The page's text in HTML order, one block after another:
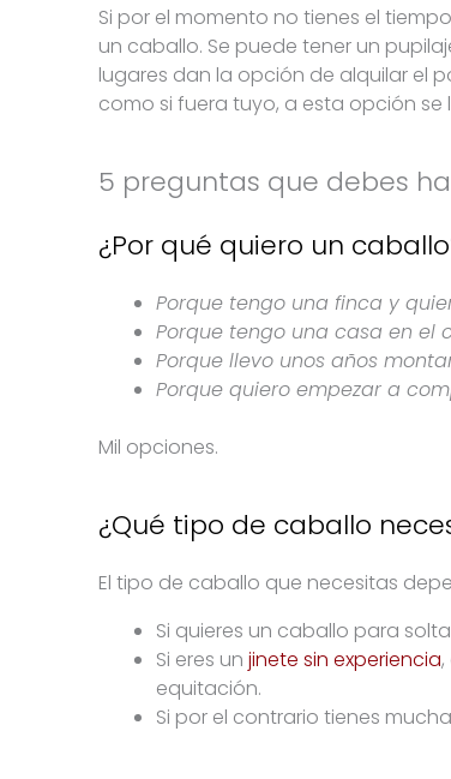
Si por el momento no tienes el
un caballo. Se puede tener un
lugares dan la opción de alquilar el
como si fuera tuyo, a esta opción se
5 preguntas que debes
¿Por qué quiero un
Porque tengo una finca y
Porque tengo una casa en el
Porque llevo unos años
Porque quiero empezar a
Mil opciones.
¿Qué tipo de caballo
El tipo de caballo que necesitas
Si quieres un caballo para
Si eres un jinete sin experiencia
equitación.
Si por el contrario tienes